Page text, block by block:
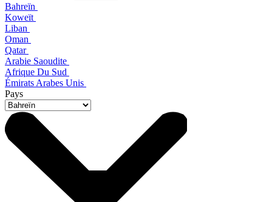
Bahreïn
Koweït
Liban
Oman
Qatar
Arabie Saoudite
Afrique Du Sud
Émirats Arabes Unis
Pays